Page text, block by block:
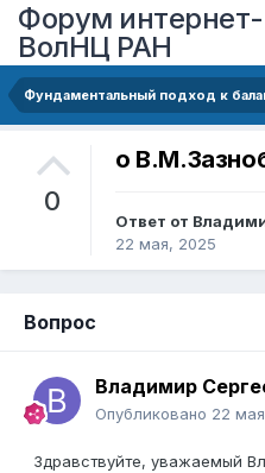
Форум
ВолНЦ РАН
0
о
Ответ от
22 мая, 2025
Вопрос
Владимир
Опубликовано 22
Здравствуйте, уважаемый